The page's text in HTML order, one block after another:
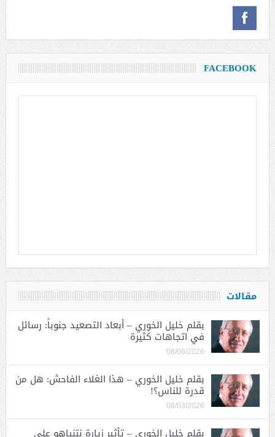
FACEBOOK
مقالات
بقلم خليل الخوري – أبعاد التصعيد جنوباً: رسائل
في اتجاهات كثيرة
08/06/2026
بقلم خليل الخوري – هذا الغلاء الفاحش: هل من
قدرة للناس؟!
08/03/2026
بقلم خليل الخوري – تأثير زيارة نتنياهو على